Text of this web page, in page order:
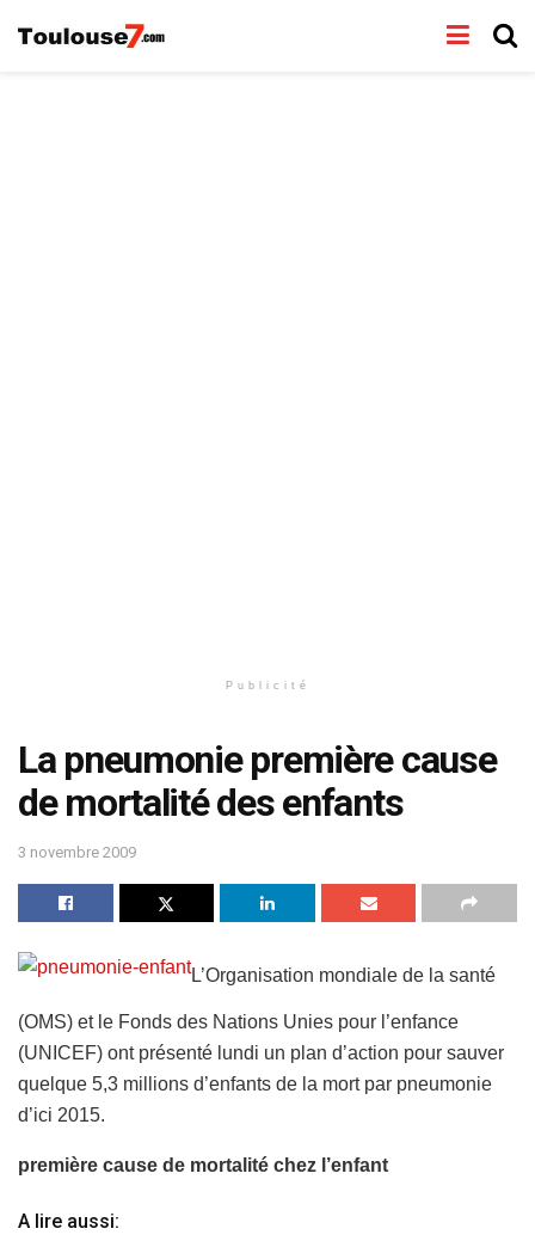
Publicité
La pneumonie première cause
de mortalité des enfants
3 novembre 2009
L’Organisation mondiale de la santé
(OMS) et le Fonds des Nations Unies pour l’enfance
(UNICEF) ont présenté lundi un plan d’action pour sauver
quelque 5,3 millions d’enfants de la mort par pneumonie
d’ici 2015.
première cause de mortalité chez l’enfant
A lire aussi: